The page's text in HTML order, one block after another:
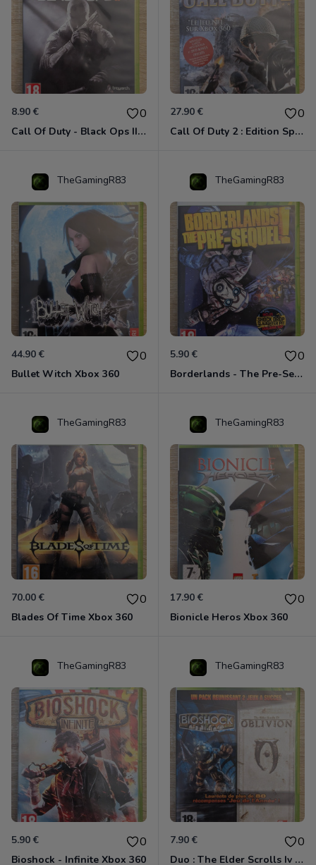
8.90 € 0
Call Of Duty - Black Ops II Xbox 360
27.90 € 0
Call Of Duty 2 : Edition Spéciale Xbox 360 GOTY
TheGamingR83
44.90 € 0
Bullet Witch Xbox 360
TheGamingR83
5.90 € 0
Borderlands - The Pre-Sequel ! Xbox 360
TheGamingR83
70.00 € 0
Blades Of Time Xbox 360
TheGamingR83
17.90 € 0
Bionicle Heros Xbox 360
TheGamingR83
5.90 € 0
Bioshock - Infinite Xbox 360
TheGamingR83
7.90 € 0
Duo : The Elder Scrolls Iv - Oblivion + Bioshock Xbox 360